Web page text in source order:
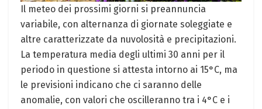
Il meteo dei prossimi giorni si preannuncia
variabile, con alternanza di giornate soleggiate e
altre caratterizzate da nuvolosità e precipitazioni.
La temperatura media degli ultimi 30 anni per il
periodo in questione si attesta intorno ai 15°C, ma
le previsioni indicano che ci saranno delle
anomalie, con valori che oscilleranno tra i 4°C e i